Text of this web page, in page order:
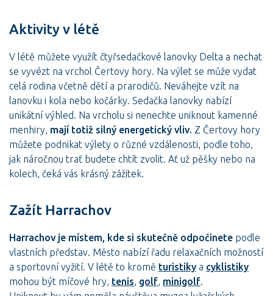
Aktivity v létě
V létě můžete využít čtyřsedačkové lanovky Delta a nechat
se vyvézt na vrchol Čertovy hory. Na výlet se může vydat
celá rodina včetně dětí a prarodičů. Neváhejte vzít na
lanovku i kola nebo kočárky. Sedačka lanovky nabízí
unikátní výhled. Na vrcholu si nenechte uniknout kamenné
menhiry, mají totiž silný energetický vliv. Z Čertovy hory
můžete podnikat výlety o různé vzdálenosti, podle toho,
jak náročnou trať budete chtít zvolit. Ať už pěšky nebo na
kolech, čeká vás krásný zážitek.
Zažít Harrachov
Harrachov je místem, kde si skutečně odpočinete podle
vlastních představ. Město nabízí řadu relaxačních možností
a sportovní vyžití. V létě to kromě turistiky a cyklistiky
mohou být míčové hry, tenis, golf, minigolf.